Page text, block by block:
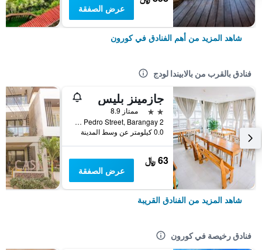
عرض الصفقة
شاهد المزيد من أهم الفنادق في كورون
فنادق بالقرب من بالابيندا لودج
جازمينز بليس
2 نجمتين
ممتاز 8.9
Don Pedro Street, Barangay 2, كورون, الفلبين
0.0 كيلومتر عن وسط المدينة
63 ﷼
عرض الصفقة
شاهد المزيد من الفنادق القريبة
فنادق رخيصة في كورون